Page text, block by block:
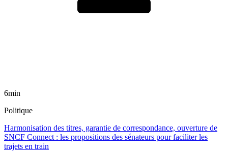
6min
Politique
Harmonisation des titres, garantie de correspondance, ouverture de
SNCF Connect : les propositions des sénateurs pour faciliter les
trajets en train